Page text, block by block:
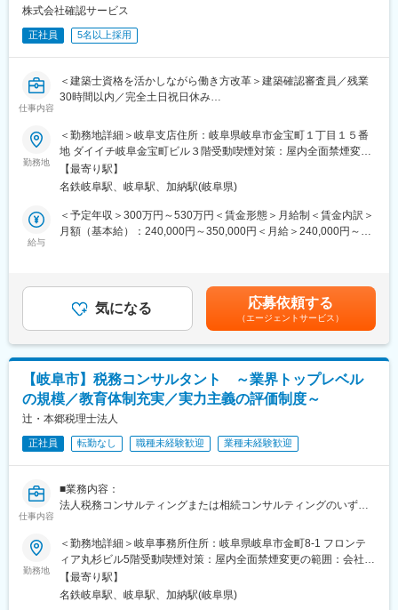
査、中間検査、完了検査をお任せいたします。中間検査・完了検
査－工事着工後に、建築中の建物が設計図通りに建築されている
かをチェックします。竣工後にも完了検査を行い、実際に完成し
た建築物が建築基準法の法規を満たしているか、各地の条例に反
していないかを確認し、問題なければ「検査済証」等を発行いた
します。
※入社後、名古屋本社での研修がございます。(最長3ヶ月程度)
■就業環境について：
残業は30時間を社内上限としており、超過する場合は総務への申
請が必要となります。それを越えても上限は45時間となってお
り、45時間を超える申請はここ直近では0件となっています。
■当社について：
【無くならない仕事】過去来、官公庁が行ってきた建築物の確認
来る電子申請サービスを行ったのが当社です。電子申請は大きく
省人化に繋がり、大手ハウスメーカーや工務店から大きな支持を
得ています。
変更の範囲：会社の定める業務
株式会社確認サービス
正社員 5名以上採用
仕事内容
＜建築士資格を活かしながら働き方改革＞建築確認審査員／残業
30時間以内／完全土日祝日休み
■業務内容：
新築の戸建住宅やマンション等共同住宅などの「法適合予備審査
業務」をお任せします。建築基準法・品確法などの法規を満たし
ているかの確認、申請された設計図や資料をみて審査を行うポジ
ションです。
■業務詳細：
いかといった観点でチェックし、問題なければ、「確認済証」等
を交付します。
だきます。2年の実務経験の後、「建築基準適合判定資格者」を取
得いただきます。
資格取得後には建築基準法等の法規を満たしているかの確認審
査、中間検査、完了検査をお任せいたします。
中間検査・完了検査－工事着工後に、建築中の建物が設計図通り
に建築されているかをチェックします。
竣工後にも完了検査を行い、実際に完成した建築物が建築基準法
の法規を満たしているか、各地の条例に反していないかを確認
し、問題なければ「検査済証」等を発行いたします。
※入社後、名古屋本社での研修がございます(お持ちの資格や実務
■就業環境について：
残業は30時間を社内上限としており、超過する場合は総務への申
請が必要となります。それを越えても上限は45時間となってお
勤務地
＜勤務地詳細＞岐阜支店住所：岐阜県岐阜市金宝町１丁目１５番
地 ダイイチ岐阜金宝町ビル３階受動喫煙対策：屋内全面禁煙変更
の範囲：会社の定める事業所
【最寄り駅】
名鉄岐阜駅、岐阜駅、加納駅(岐阜県)
給与
＜予定年収＞300万円～530万円＜賃金形態＞月給制＜賃金内訳＞
月額（基本給）：240,000円～350,000円＜月給＞240,000円～
万円 建築基準適合判定資格者：520万円賃金はあくまでも目安
の金額であり、選考を通じて上下する可能性があります。月給(月
額)は固定手当を含めた表記です。
気になる 応募依頼する
（エージェントサービス）
【岐阜市】税務コンサルタント ～業界トップレベル
の規模／教育体制充実／実力主義の評価制度～
辻・本郷税理士法人
正社員 転勤なし 職種未経験歓迎 業種未経験歓迎
仕事内容
■業務内容：
法人税務コンサルティングまたは相続コンサルティングのいずれ
法人向け税務コンサルティング
・法人顧問業務（月次・決算・申告書作成など）
・税に関する課題や現状のヒアリング
・財務諸表の精査による、適用可能な税法・規制の確認
勤務地
＜勤務地詳細＞岐阜事務所住所：岐阜県岐阜市金町8-1 フロンテ
ィア丸杉ビル5階受動喫煙対策：屋内全面禁煙変更の範囲：会社の
定める事業所
【最寄り駅】
名鉄岐阜駅、岐阜駅、加納駅(岐阜県)